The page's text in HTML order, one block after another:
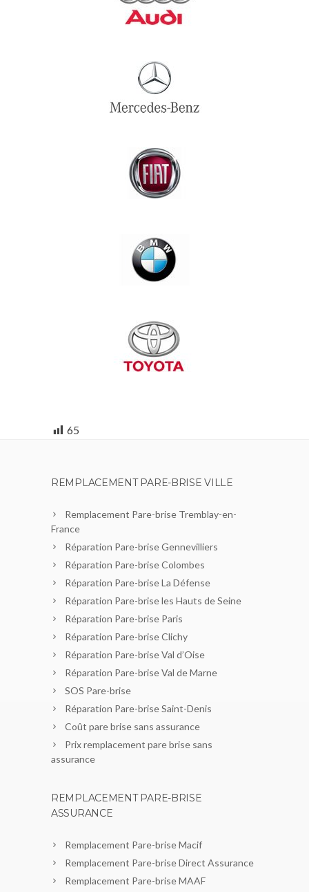
65
REMPLACEMENT PARE-BRISE VILLE
Remplacement Pare-brise Tremblay-en-
France
Réparation Pare-brise Gennevilliers
Réparation Pare-brise Colombes
Réparation Pare-brise La Défense
Réparation Pare-brise les Hauts de Seine
Réparation Pare-brise Paris
Réparation Pare-brise Clichy
Réparation Pare-brise Val d’Oise
Réparation Pare-brise Val de Marne
SOS Pare-brise
Réparation Pare-brise Saint-Denis
Coût pare brise sans assurance
Prix remplacement pare brise sans
assurance
REMPLACEMENT PARE-BRISE
ASSURANCE
Remplacement Pare-brise Macif
Remplacement Pare-brise Direct Assurance
Remplacement Pare-brise MAAF